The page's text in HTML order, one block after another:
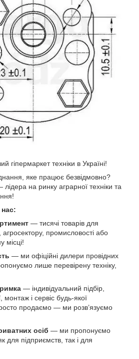
гіпермаркет техніки в Україні!
яке працює безвідмовно?
на ринку аграрної техніки та
— тисячі товарів для
агросектору, промисловості або
місці!
— ми офіційні дилери провідних
лише перевірену техніку,
— індивідуальний підбір,
монтаж і сервіс будь-якої
продаємо — ми розв’язуємо
осіб — ми пропонуємо
для підприємств, так і для